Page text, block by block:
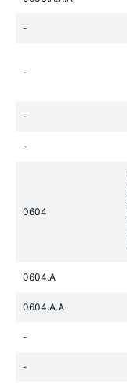
-
-
-
-
0604
0604.A
0604.A.A
-
-